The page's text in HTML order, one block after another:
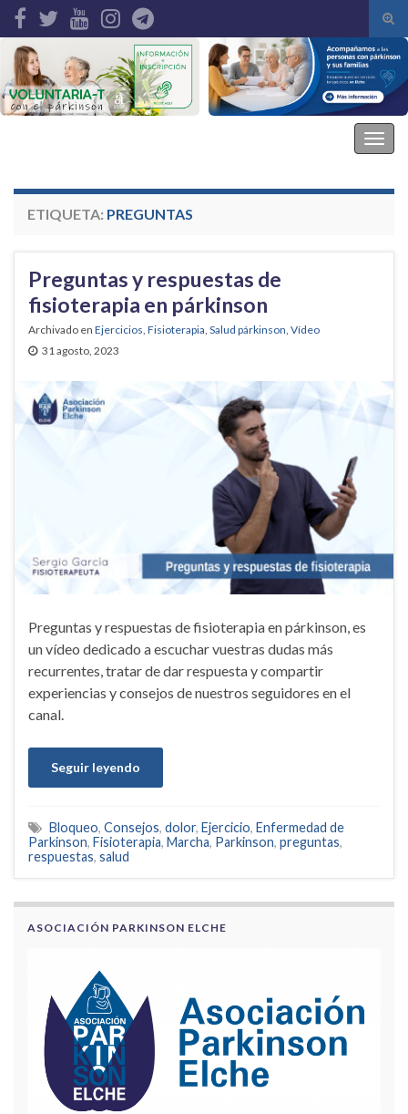
de
Search for:
ETIQUETA: PREGUNTAS
Preguntas y respuestas de
fisioterapia en párkinson
Archivado en Ejercicios, Fisioterapia, Salud párkinson, Vídeo
31 agosto, 2023
Preguntas y respuestas de fisioterapia en párkinson, es
un vídeo dedicado a escuchar vuestras dudas más
recurrentes, tratar de dar respuesta y compartir
experiencias y consejos de nuestros seguidores en el
canal.
Seguir leyendo
Bloqueo, Consejos, dolor, Ejercicio, Enfermedad de
Parkinson, Fisioterapia, Marcha, Parkinson, preguntas,
respuestas, salud
ASOCIACIÓN PARKINSON ELCHE